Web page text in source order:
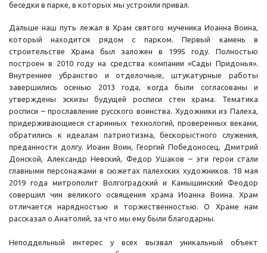
беседки в парке, в которых мы устроили привал.
Дальше наш путь лежал в Храм святого мученика Иоанна Воина,
который находится рядом с парком. Первый камень в
строительстве Храма был заложен в 1995 году. Полностью
построен в 2010 году на средства компании «Сады Придонья».
Внутреннее убранство и отделочные, штукатурные работы
завершились осенью 2013 года, когда были согласованы и
утверждены эскизы будущей росписи стен храма. Тематика
росписи – прославление русского воинства. Художники из Палеха,
придерживающиеся старинных технологий, проверенных веками,
обратились к идеалам патриотизма, бескорыстного служения,
преданности долгу. Иоанн Воин, Георгий Победоносец, Дмитрий
Донской, Александр Невский, Федор Ушаков – эти герои стали
главными персонажами в сюжетах палехских художников. 18 мая
2019 года митрополит Волгоградский и Камышинский Феодор
совершил чин великого освящения храма Иоанна Воина. Храм
отличается нарядностью и торжественностью. О Храме нам
рассказал о.Анатолий, за что мы ему были благодарны.
Неподдельный интерес у всех вызвал уникальный объект